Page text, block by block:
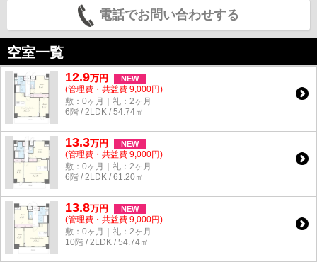
電話でお問い合わせする
空室一覧
12.9万円 NEW
(管理費・共益費 9,000円)
敷：0ヶ月｜礼：2ヶ月
6階 / 2LDK / 54.74㎡
13.3万円 NEW
(管理費・共益費 9,000円)
敷：0ヶ月｜礼：2ヶ月
6階 / 2LDK / 61.20㎡
13.8万円 NEW
(管理費・共益費 9,000円)
敷：0ヶ月｜礼：2ヶ月
10階 / 2LDK / 54.74㎡